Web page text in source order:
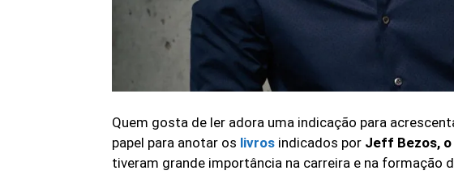
Quem gosta de ler adora uma indicação para
papel para anotar os livros indicados por Jeff Bezos,
tiveram grande importância na carreira e na formação